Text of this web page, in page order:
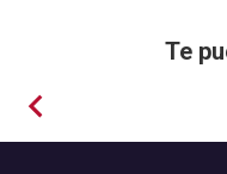
Te
Sociología